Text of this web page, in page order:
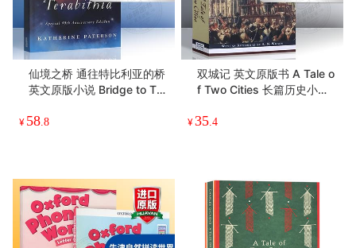
仙境之桥 通往特比利亚的桥
英文原版小说 Bridge to Ter
奖 儿童文学奖 进口英语书籍
¥ 58 .8
双城记 英文原版书 A Tale o
f Two Cities 长篇历史小说
原著 全英文版原版 正版进口
¥35 .4